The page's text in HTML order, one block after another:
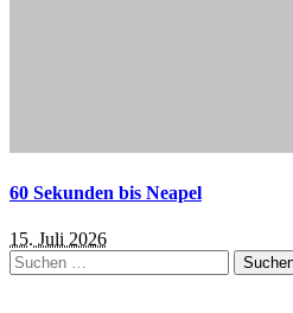
60 Sekunden bis Neapel
15. Juli 2026
Suchen
nach: